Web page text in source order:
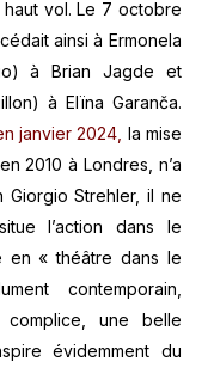
vol. Le 7 octobre
ainsi à Ermonela
à Brian Jagde et
à Elïna Garanča.
janvier 2024, la mise
en 2010 à Londres, n’a
Giorgio Strehler, il ne
l’action dans le
en « théâtre dans le
contemporain,
une belle
évidemment du